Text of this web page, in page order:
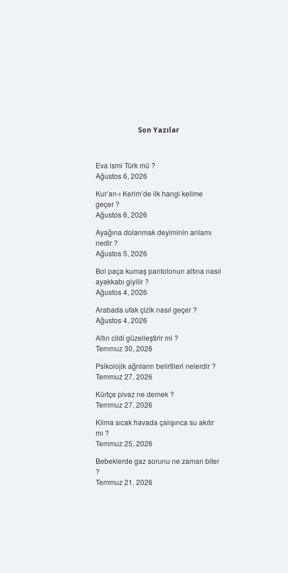
Son Yazılar
Eva ismi Türk mü ?
Ağustos 6, 2026
Kur’an-ı Kerim’de ilk hangi kelime
geçer ?
Ağustos 6, 2026
Ayağına dolanmak deyiminin anlamı
nedir ?
Ağustos 5, 2026
Bol paça kumaş pantolonun altına nasıl
ayakkabı giyilir ?
Ağustos 4, 2026
Arabada ufak çizik nasıl geçer ?
Ağustos 4, 2026
Altın cildi güzelleştirir mi ?
Temmuz 30, 2026
Psikolojik ağrıların belirtileri nelerdir ?
Temmuz 27, 2026
Kürtçe pivaz ne demek ?
Temmuz 27, 2026
Klima sıcak havada çalışınca su akıtır
mı ?
Temmuz 25, 2026
Bebeklerde gaz sorunu ne zaman biter
?
Temmuz 21, 2026